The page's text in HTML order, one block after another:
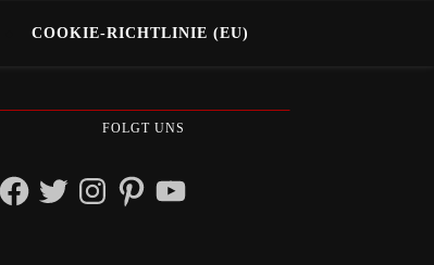
COOKIE-RICHTLINIE (EU)
FOLGT UNS
FacebookTwitterInstagramPinterestYouTube